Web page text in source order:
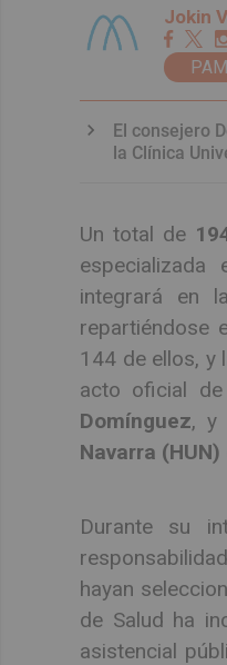
Jokin
El consejero
la Clínica
Un total de
integrará en
repartiéndose
144 de ellos, y
acto oficial
Domínguez, y
Navarra (HUN)
Durante su
hayan
de Salud ha
asistencial